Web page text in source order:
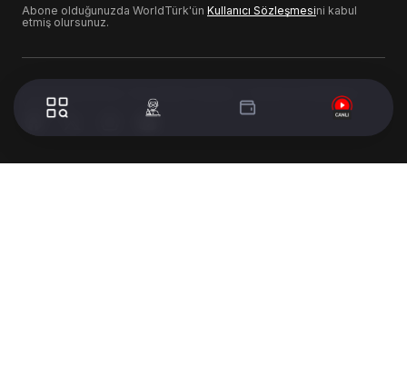
Abone olduğunuzda WorldTürk'ün Kullanıcı Sözleşmesini kabul
etmiş olursunuz.
© 2024 WorldTurk. Tüm Hakları Saklıdır. - Tasarım & Geliştirme :
Volion's